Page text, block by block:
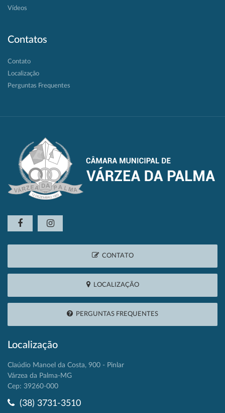
Vídeos
Contatos
Contato
Localização
Perguntas Frequentes
CONTATO
LOCALIZAÇÃO
PERGUNTAS FREQUENTES
Localização
Claúdio Manoel da Costa, 900 - Pinlar
Várzea da Palma-MG
Cep: 39260-000
(38) 3731-3510